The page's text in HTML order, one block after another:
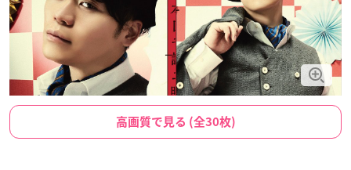
高画質で見る (全30枚)